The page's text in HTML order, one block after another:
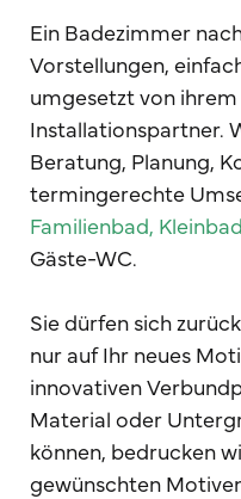
Ein Badezimmer
Vorstellungen,
umgesetzt von
Installationspartner.
Beratung, Planung,
termingerechte
Familienbad,
Gäste-WC.
Sie dürfen sich
nur auf Ihr neues
innovativen
Material oder
können, bedrucken
gewünschten